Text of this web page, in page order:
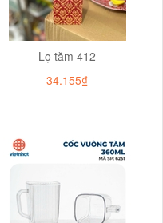
Lọ tăm 412
34.155₫